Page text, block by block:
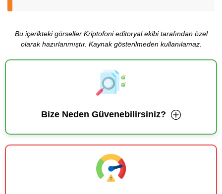
Bu içerikteki görseller Kriptofoni editoryal ekibi tarafından özel
olarak hazırlanmıştır. Kaynak gösterilmeden kullanılamaz.
Bize Neden Güvenebilirsiniz?